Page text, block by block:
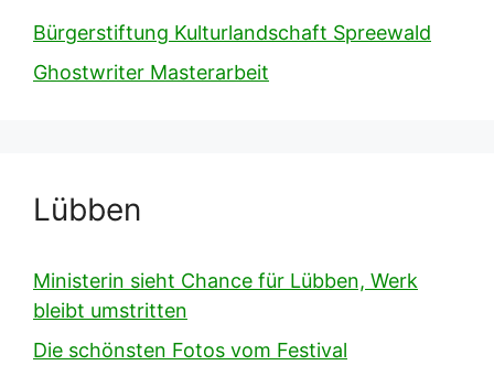
Bürgerstiftung Kulturlandschaft Spreewald
Ghostwriter Masterarbeit
Lübben
Ministerin sieht Chance für Lübben, Werk
bleibt umstritten
Die schönsten Fotos vom Festival